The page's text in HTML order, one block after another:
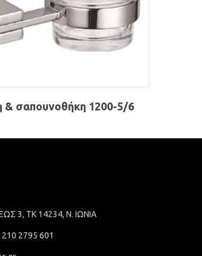
& σαπουνοθήκη 1200-5/6
3, ΤΚ 14234, Ν. ΙΩΝΙΑ
2795 601